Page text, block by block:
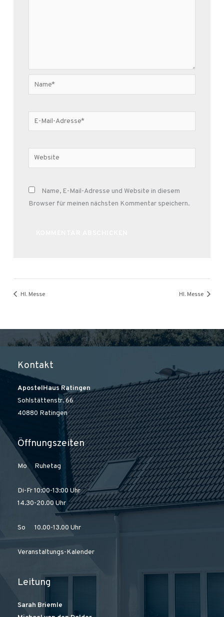
Name*
E-
Mail-
Website
Name, E-Mail-Adresse und Website in diesem
Browser für meinen nächsten Kommentar speichern.
Hl. Messe Hl. Messe
Kontakt
ApostelHaus Ratingen
Sohlstättenstr. 66
40880 Ratingen
Öffnungszeiten
Mo Ruhetag
Di-Fr 10:00-13:00 Uhr
14.30-20.00 Uhr
So 10.00-13.00 Uhr
Veranstaltungs-Kalender
Leitung
Sarah Briemle